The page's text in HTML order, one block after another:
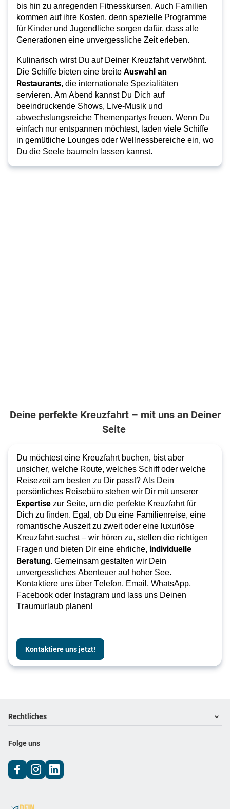
bis hin zu anregenden Fitnesskursen. Auch Familien
kommen auf ihre Kosten, denn spezielle Programme
für Kinder und Jugendliche sorgen dafür, dass alle
Generationen eine unvergessliche Zeit erleben.
Kulinarisch wirst Du auf Deiner Kreuzfahrt verwöhnt.
Die Schiffe bieten eine breite Auswahl an
Restaurants, die internationale Spezialitäten
servieren. Am Abend kannst Du Dich auf
beeindruckende Shows, Live-Musik und
abwechslungsreiche Themenpartys freuen. Wenn Du
einfach nur entspannen möchtest, laden viele Schiffe
in gemütliche Lounges oder Wellnessbereiche ein, wo
Du die Seele baumeln lassen kannst.
Deine perfekte Kreuzfahrt – mit uns an Deiner
Seite
Du möchtest eine Kreuzfahrt buchen, bist aber
unsicher, welche Route, welches Schiff oder welche
Reisezeit am besten zu Dir passt? Als Dein
Expertise zur Seite, um die perfekte Kreuzfahrt für
Dich zu finden. Egal, ob Du eine Familienreise, eine
romantische Auszeit zu zweit oder eine luxuriöse
Kreuzfahrt suchst – wir hören zu, stellen die richtigen
Fragen und bieten Dir eine ehrliche, individuelle
Beratung. Gemeinsam gestalten wir Dein
unvergessliches Abenteuer auf hoher See.
Kontaktiere uns über Telefon, Email, WhatsApp,
Facebook oder Instagram und lass uns Deinen
Traumurlaub planen!
Kontaktiere uns jetzt!
Footer navigation
Rechtliches
AGB
Folge uns